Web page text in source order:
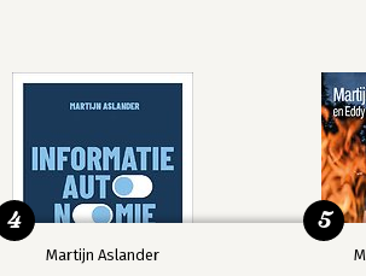
Martijn Aslander
4 5